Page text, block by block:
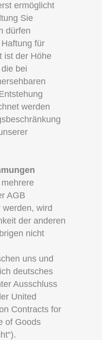
ermöglicht
Sie
dürfen
für
ist der Höhe
bei
werden
AGB
wird
der anderen
nicht
uns und
deutsches
Ausschluss
United
Contracts for
of Goods